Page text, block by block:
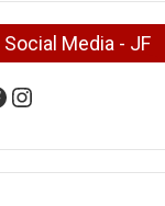
Social Media - JF
Instagram